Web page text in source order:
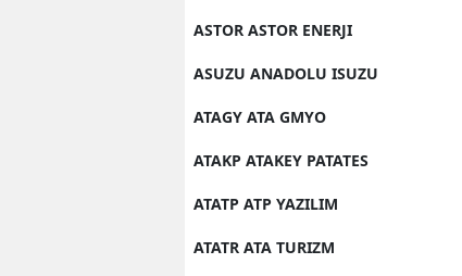
ASTOR ASTOR ENERJI
ASUZU ANADOLU ISUZU
ATAGY ATA GMYO
ATAKP ATAKEY PATATES
ATATP ATP YAZILIM
ATATR ATA TURIZM